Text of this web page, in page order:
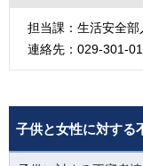
担当課：生活安全
連絡先：029-301-
子供と女性に対する